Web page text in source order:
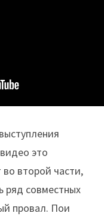
это
второй части,
ряд совместных
провал. Пои